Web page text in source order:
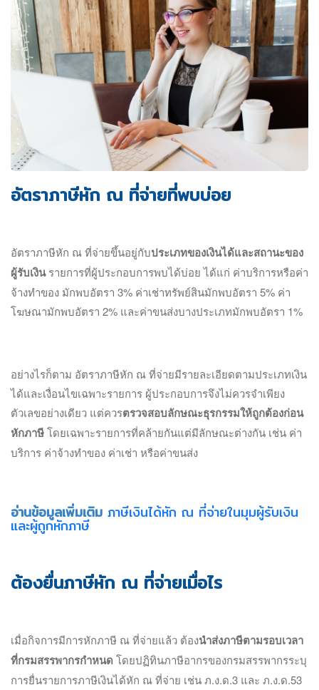
อัตราภาษีหัก ณ ที่จ่ายที่พบบ่อย
อัตราภาษีหัก ณ ที่จ่ายขึ้นอยู่กับประเภทของเงินได้และสถานะของ
ผู้รับเงินรายการที่ผู้ประกอบการพบได้บ่อย ได้แก่ ค่าบริการหรือค่า
จ้างทำของ มักพบอัตรา 3% ค่าเช่าทรัพย์สินมักพบอัตรา 5% ค่า
โฆษณามักพบอัตรา 2% และค่าขนส่งบางประเภทมักพบอัตรา 1%
อย่างไรก็ตาม อัตราภาษีหัก ณ ที่จ่ายมีรายละเอียดตามประเภทเงิน
ได้และเงื่อนไขเฉพาะรายการ ผู้ประกอบการจึงไม่ควรจำเพียง
ตัวเลขอย่างเดียว แต่ควรตรวจสอบลักษณะธุรกรรมให้ถูกต้องก่อน
หักภาษีโดยเฉพาะรายการที่คล้ายกันแต่มีลักษณะต่างกัน เช่น ค่า
บริการ ค่าจ้างทำของ ค่าเช่า หรือค่าขนส่ง
อ่านข้อมูลเพิ่มเติม ภาษีเงินได้หัก ณ ที่จ่ายในมุมผู้รับเงิน
และผู้ถูกหักภาษี
ต้องยื่นภาษีหัก ณ ที่จ่ายเมื่อไร
เมื่อกิจการมีการหักภาษี ณ ที่จ่ายแล้ว ต้องนำส่งภาษีตามรอบเวลา
ที่กรมสรรพากรกำหนดโดยปฏิทินภาษีอากรของกรมสรรพากรระบุ
การยื่นรายการภาษีเงินได้หัก ณ ที่จ่าย เช่น ภ.ง.ด.3 และ ภ.ง.ด.53